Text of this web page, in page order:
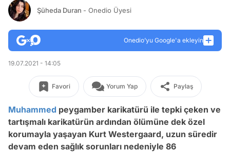
Şüheda Duran - Onedio Üyesi
Onedio’yu Google'a ekleyin
19.07.2021 - 14:05
Favori Yorum Yap Paylaş
Muhammed peygamber karikatürü ile tepki çeken ve
tartışmalı karikatürün ardından ölümüne dek özel
korumayla yaşayan Kurt Westergaard, uzun süredir
devam eden sağlık sorunları nedeniyle 86